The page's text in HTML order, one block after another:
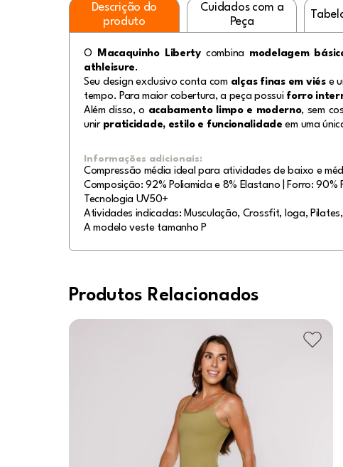
Descrição do
produto
Cuidados com a
Peça
O Macaquinho Libertycombina modelagem
athleisure.
Seu design exclusivo conta com alças finas em viése
tempo. Para maior cobertura, a peça possui forro
Além disso, o acabamento limpo e moderno, sem
unir praticidade, estilo e funcionalidade em uma
Informações adicionais:
Compressão média ideal para atividades de baixo e
Composição: 92% Poliamida e 8% Elastano | Forro: 90%
Tecnologia UV50+
Atividades indicadas: Musculação, Crossfit, Ioga,
A modelo veste tamanho P
Produtos Relacionados